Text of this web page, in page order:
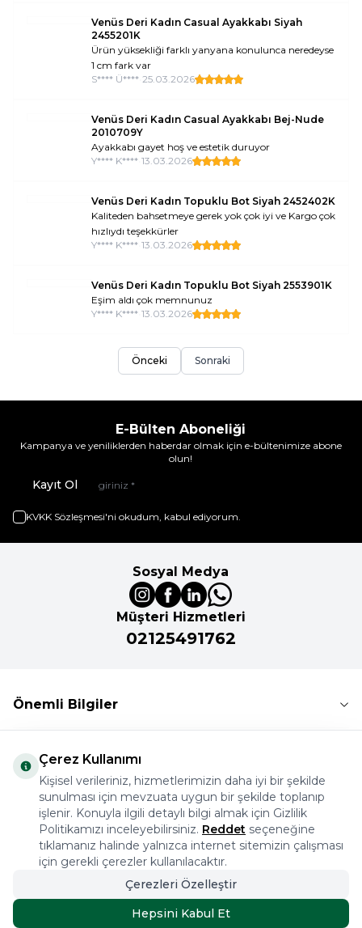
Venüs Deri Kadın Casual Ayakkabı Siyah
2455201K
Ürün yüksekliği farklı yanyana konulunca neredeyse
1 cm fark var
S**** Ü**** 25.03.2026
Venüs Deri Kadın Casual Ayakkabı Bej-Nude
2010709Y
Ayakkabı gayet hoş ve estetik duruyor
Y**** K**** 13.03.2026
Venüs Deri Kadın Topuklu Bot Siyah 2452402K
Kaliteden bahsetmeye gerek yok çok iyi ve Kargo çok
hızlıydı teşekkürler
Y**** K**** 13.03.2026
Venüs Deri Kadın Topuklu Bot Siyah 2553901K
Eşim aldı çok memnunuz
Y**** K**** 13.03.2026
Önceki Sonraki
E-Bülten Aboneliği
Kampanya ve yeniliklerden haberdar olmak için e-bültenimize abone
olun!
Kayıt Ol
KVKK Sözleşmesi'ni okudum, kabul ediyorum.
Sosyal Medya
Müşteri Hizmetleri
02125491762
Önemli Bilgiler
Kurumsal
İkitelli Organize Sanayi Bölgesi Aykosan Sanayi Sitesi
2. Kısım 15. Ada C Blok Başakşehir İstanbul
02125491762
Çerez Kullanımı
Kişisel verileriniz, hizmetlerimizin daha iyi bir şekilde
sunulması için mevzuata uygun bir şekilde toplanıp
işlenir. Konuyla ilgili detaylı bilgi almak için Gizlilik
Politikamızı inceleyebilirsiniz. Reddet seçeneğine
tıklamanız halinde yalnızca internet sitemizin çalışması
için gerekli çerezler kullanılacaktır.
Çerezleri Özelleştir
Hepsini Kabul Et